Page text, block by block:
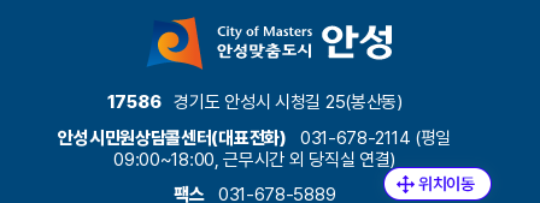
17586 경기도 안성시 시청길 25(봉산동)
안성시민원상담콜센터(대표전화)
031-678-2114 (평일
09:00~18:00, 근무시간 외 당직실 연결)
팩스
031-678-5889